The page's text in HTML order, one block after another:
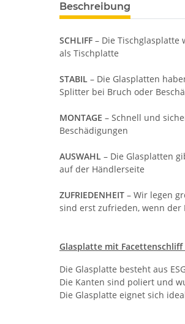
Beschreibung
SCHLIFF – Die
als Tischplatte
STABIL – Die Glasplatten
Splitter bei Bruch oder
MONTAGE – Schnell und
Beschädigungen
AUSWAHL – Die Glasplatten
auf der Händlerseite
ZUFRIEDENHEIT – Wir legen
sind erst zufrieden, wenn der
Glasplatte mit
Die Glasplatte besteht aus
Die Kanten sind poliert und
Die Glasplatte eignet sich